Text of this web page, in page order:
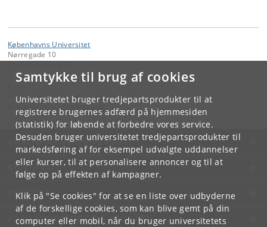
Samtykke til brug af cookies
Universitetet bruger tredjepartsprodukter til at
registrere brugernes adfærd på hjemmesiden
(statistik) for løbende at forbedre vores service.
Desuden bruger universitetet tredjepartsprodukter til
markedsføring af for eksempel udvalgte uddannelser
eller kurser, til at personalisere annoncer og til at
følge op på effekten af kampagner.
Klik på "Se cookies" for at se en liste over udbyderne
af de forskellige cookies, som kan blive gemt på din
computer eller mobil, når du bruger universitetets
Københavns Universitet
Nørregade 10
Videreuddannelse og Livslang Læring
.ku
KØBENHAVNS UNIVERSITET
KONTAKT
SERVICES
FOR STUDERENDE OG ANSATTE